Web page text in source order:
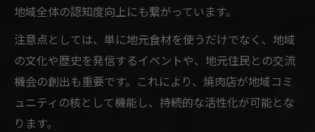
地域全体の認知度向上にも繋がっています。
注意点としては、単に地元食材を使うだけでなく、地域
の文化や歴史を発信するイベントや、地元住民との交流
機会の創出も重要です。これにより、焼肉店が地域コミ
ュニティの核として機能し、持続的な活性化が可能とな
ります。